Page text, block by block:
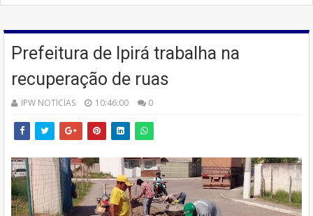
Prefeitura de Ipirá trabalha na
recuperação de ruas
IPW NOTICIAS 10:46:00 0